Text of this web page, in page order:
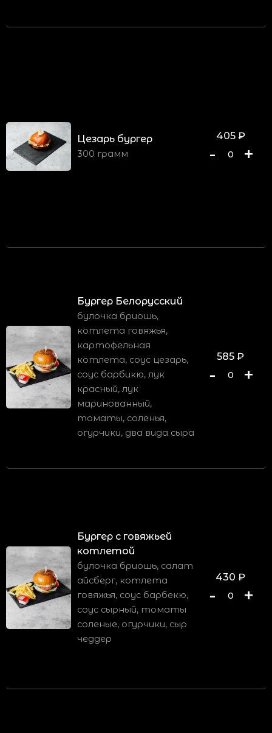
Цезарь бургер
300 грамм
405 ₽
- 0 +
Бургер Белорусский
булочка бриошь,
котлета говяжья,
картофельная
котлета, соус цезарь,
соус барбикю, лук
красный, лук
маринованный,
томаты, соленья,
огурчики, два вида сыра
585 ₽
- 0 +
Бургер с говяжьей
котлетой
булочка бриошь, салат
айсберг, котлета
говяжья, соус барбекю,
соус сырный, томаты
соленые, огурчики, сыр
чеддер
430 ₽
- 0 +